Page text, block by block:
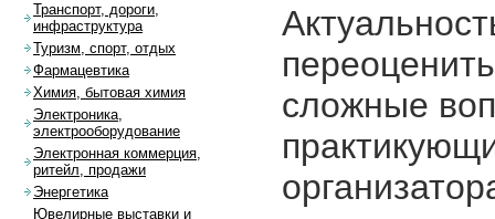
сложные
Транспорт, дороги,
инфраструктура
Туризм, спорт, отдых
Фармацевтика
Химия, бытовая химия
Электроника,
электрооборудование
Электронная коммерция,
ритейл, продажи
Энергетика
Ювелирные выставки и